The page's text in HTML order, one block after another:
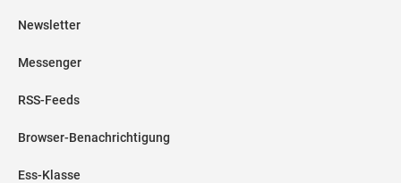
Newsletter
Messenger
RSS-Feeds
Browser-Benachrichtigung
Ess-Klasse